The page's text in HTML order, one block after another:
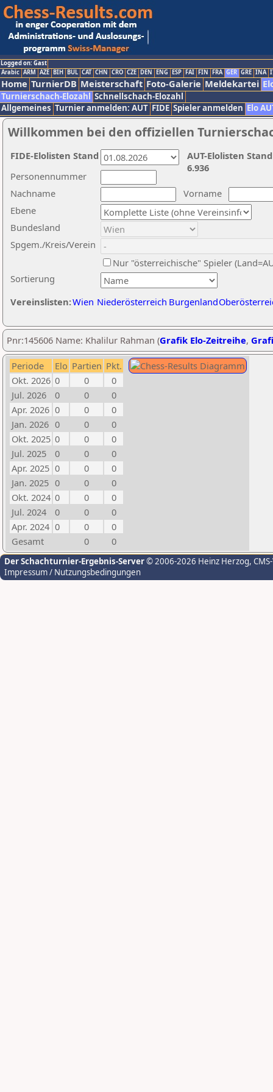
Logged on: Gast
Arabic ARM AZE BIH BUL CAT CHN CRO CZE DEN ENG ESP FAI FIN FRA GER GRE INA
Home TurnierDB Meisterschaft Foto-Galerie Meldekartei
Turnierschach-Elozahl Schnellschach-Elozahl
Allgemeines Turnier anmelden: AUT FIDE Spieler anmelden Elo
Willkommen bei den offiziellen
Nachname
Vorname
Ebene
Sortierung
Personennummer
Bundesland
Spgem./Kreis/Verein
Nur "österreichische" Spieler
Vereinslisten:Wien Niederösterreich Burgenland
AUT-Elolisten
6.936
FIDE-Elolisten Stand
Pnr:145606 Name: Khalilur Rahman (Grafik Elo-Zeitreihe,
Periode Elo Partien Pkt.
Okt. 2026 0 0
0
Jul. 2026
0 0
0
Apr. 2026 0 0
0
Jan. 2026 0 0
0
Okt. 2025 0 0
0
Jul. 2025
0 0
0
Apr. 2025 0 0
0
Jan. 2025 0 0
0
Okt. 2024 0 0
0
Jul. 2024
0 0
0
Apr. 2024 0 0
0
Gesamt
0 0
Der Schachturnier-Ergebnis-Server© 2006-2026 Heinz Herzog,
Impressum / Nutzungsbedingungen